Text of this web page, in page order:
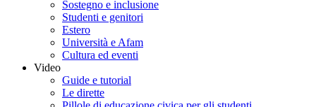
Sostegno e inclusione
Studenti e genitori
Estero
Università e Afam
Cultura ed eventi
Video
Guide e tutorial
Le dirette